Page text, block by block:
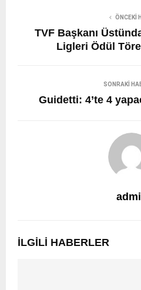
ÖNCEKI
TVF Başkanı
Ligleri Ödül
SONRAKI
Guidetti: 4’te 4
İLGILI HABERLER